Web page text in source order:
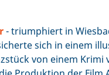
- triumphiert in
sich in einem
von einem